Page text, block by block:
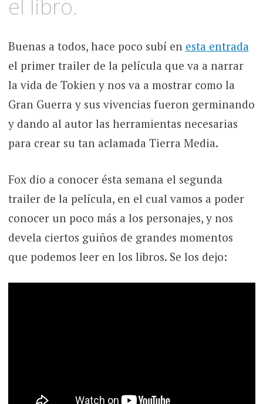
el libro.
Buenas a todos, hace poco subí en esta entrada
el primer trailer de la película que va a narrar
la vida de Tokien y nos va a mostrar como la
Gran Guerra y sus vivencias fueron germinando
y dando al autor las herramientas necesarias
para crear su tan aclamada Tierra Media.
Fox dio a conocer ésta semana el segunda
trailer de la película, en el cual vamos a poder
conocer un poco más a los personajes, y nos
devela ciertos guiños de grandes momentos
que podemos leer en los libros. Se los dejo: